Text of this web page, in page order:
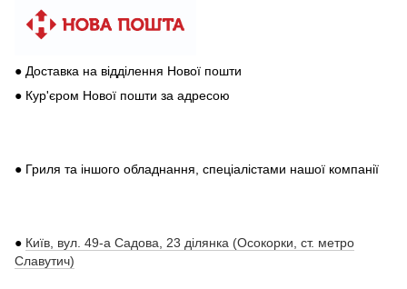
● Доставка на відділення Нової пошти
● Кур'єром Нової пошти за адресою
● Гриля та іншого обладнання, спеціалістами нашої компанії
● Київ, вул. 49-а Садова, 23 ділянка (Осокорки, ст. метро
Славутич)